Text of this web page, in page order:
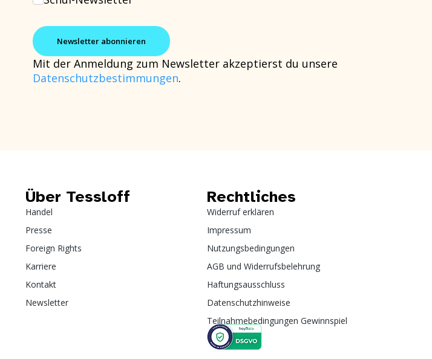
Mit der Anmeldung zum Newsletter akzeptierst du unsere
Datenschutzbestimmungen.
Über Tessloff
Handel
Presse
Foreign Rights
Karriere
Kontakt
Newsletter
Rechtliches
Widerruf erklären
Impressum
Nutzungsbedingungen
AGB und Widerrufsbelehrung
Haftungsausschluss
Datenschutzhinweise
Teilnahmebedingungen Gewinnspiel